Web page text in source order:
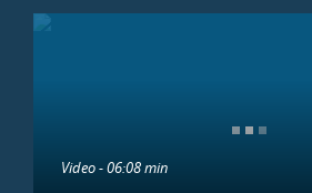
Video - 06:08 min